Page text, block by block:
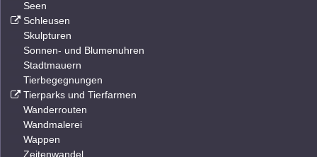
Seen
Schleusen
Skulpturen
Sonnen- und Blumenuhren
Stadtmauern
Tierbegegnungen
Tierparks und Tierfarmen
Wanderrouten
Wandmalerei
Wappen
Zeitenwandel